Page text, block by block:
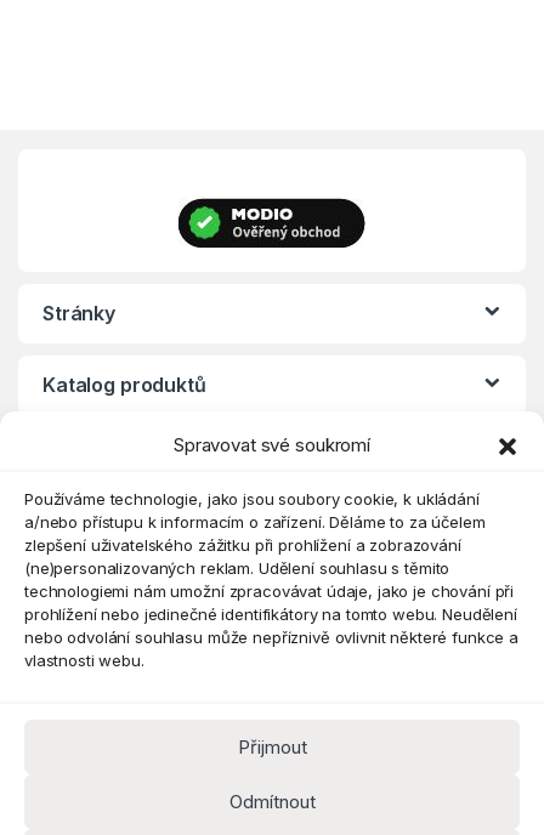
Spravovat své soukromí
Používáme technologie, jako jsou soubory cookie, k ukládání
a/nebo přístupu k informacím o zařízení. Děláme to za účelem
zlepšení uživatelského zážitku při prohlížení a zobrazování
(ne)personalizovaných reklam. Udělení souhlasu s těmito
technologiemi nám umožní zpracovávat údaje, jako je chování při
prohlížení nebo jedinečné identifikátory na tomto webu. Neudělení
nebo odvolání souhlasu může nepříznivě ovlivnit některé funkce a
vlastnosti webu.
Přijmout
Odmítnout
Stránky
Katalog produktů
Máte dotaz? Kontaktujte nás
k.cz